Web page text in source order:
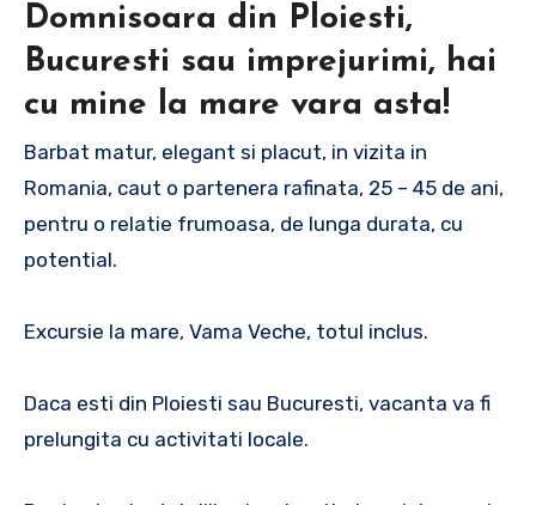
Domnisoara din Ploiesti,
Bucuresti sau imprejurimi, hai
cu mine la mare vara asta!
Barbat matur, elegant si placut, in vizita in
Romania, caut o partenera rafinata, 25 – 45 de ani,
pentru o relatie frumoasa, de lunga durata, cu
potential.
Excursie la mare, Vama Veche, totul inclus.
Daca esti din Ploiesti sau Bucuresti, vacanta va fi
prelungita cu activitati locale.